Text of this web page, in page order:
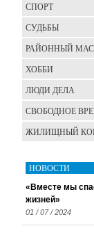
СПОРТ
СУДЬБЫ
РАЙОННЫЙ
ХОББИ
ЛЮДИ ДЕЛА
СВОБОДНОЕ
ЖИЛИЩНЫЙ
НОВОСТИ
«Вместе мы
жизней»
01 / 07 / 2024